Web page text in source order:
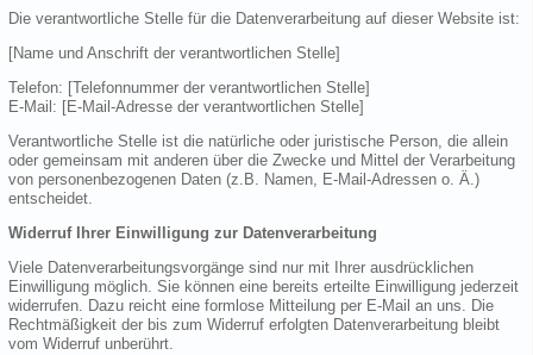
Die verantwortliche Stelle für die Datenverarbeitung auf dieser Website ist:
[Name und Anschrift der verantwortlichen Stelle]
Telefon: [Telefonnummer der verantwortlichen Stelle]
E-Mail: [E-Mail-Adresse der verantwortlichen Stelle]
Verantwortliche Stelle ist die natürliche oder juristische Person, die allein
oder gemeinsam mit anderen über die Zwecke und Mittel der Verarbeitung
von personenbezogenen Daten (z.B. Namen, E-Mail-Adressen o. Ä.)
entscheidet.
Widerruf Ihrer Einwilligung zur Datenverarbeitung
Viele Datenverarbeitungsvorgänge sind nur mit Ihrer ausdrücklichen
Einwilligung möglich. Sie können eine bereits erteilte Einwilligung jederzeit
widerrufen. Dazu reicht eine formlose Mitteilung per E-Mail an uns. Die
Rechtmäßigkeit der bis zum Widerruf erfolgten Datenverarbeitung bleibt
vom Widerruf unberührt.